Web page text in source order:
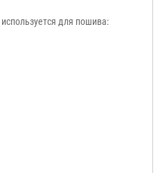
используется для пошива: